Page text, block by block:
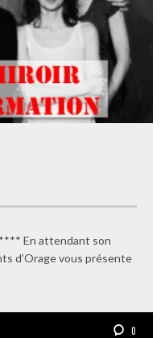
En attendant son
d’Orage vous présente
0